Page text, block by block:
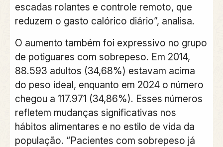
escadas rolantes e controle remoto, que
reduzem o gasto calórico diário”, analisa.
O aumento também foi expressivo no grupo
de potiguares com sobrepeso. Em 2014,
88.593 adultos (34,68%) estavam acima
do peso ideal, enquanto em 2024 o número
chegou a 117.971 (34,86%). Esses números
refletem mudanças significativas nos
hábitos alimentares e no estilo de vida da
população. “Pacientes com sobrepeso já